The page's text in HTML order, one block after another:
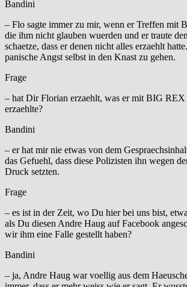
Bandini
– Flo sagte immer zu mir, wenn er Treffen mit
die ihm nicht glauben wuerden und er traute
schaetze, dass er denen nicht alles erzaehlt
panische Angst selbst in den Knast zu gehen.
Frage
– hat Dir Florian erzaehlt, was er mit BIG REX
erzaehlte?
Bandini
– er hat mir nie etwas von dem
das Gefuehl, dass diese Polizisten ihn wegen
Druck setzten.
Frage
– es ist in der Zeit, wo Du hier bei uns bist,
als Du diesen Andre Haug auf Facebook
wir ihm eine Falle gestellt haben?
Bandini
– ja, Andre Haug war voellig aus dem